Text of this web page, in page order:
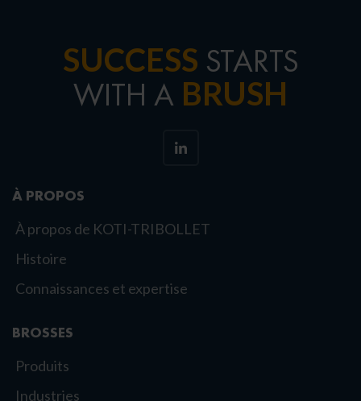
SUCCESS STARTS
WITH A BRUSH
À PROPOS
À propos de KOTI-TRIBOLLET
Histoire
Connaissances et expertise
BROSSES
Produits
Industries